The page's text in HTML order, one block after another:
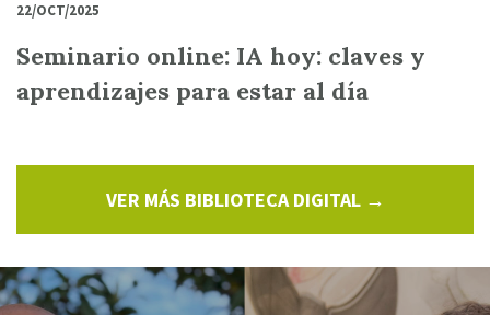
22/OCT/2025
Seminario online: IA hoy: claves y
aprendizajes para estar al día
VER MÁS BIBLIOTECA DIGITAL →